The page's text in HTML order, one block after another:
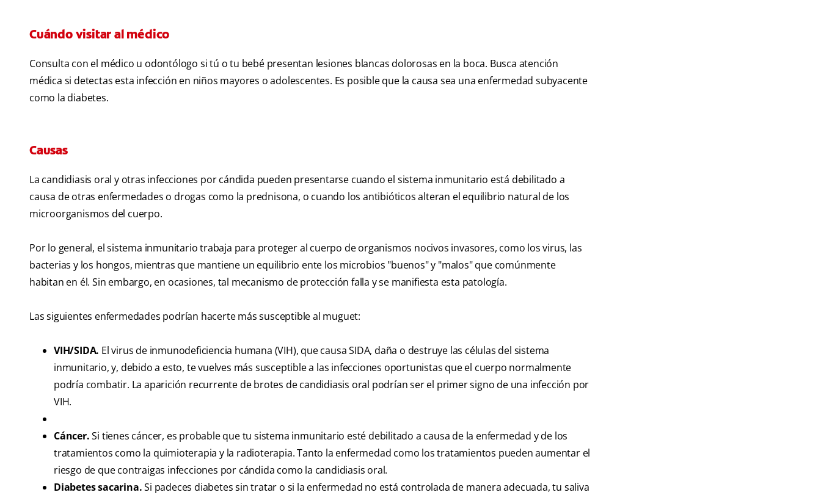
Cuándo visitar al médico
Consulta con el médico u odontólogo si tú o tu bebé presentan lesiones blancas dolorosas en la boca. Busca atención
médica si detectas esta infección en niños mayores o adolescentes. Es posible que la causa sea una enfermedad subyacente
como la diabetes.
Causas
La candidiasis oral y otras infecciones por cándida pueden presentarse cuando el sistema inmunitario está debilitado a
causa de otras enfermedades o drogas como la prednisona, o cuando los antibióticos alteran el equilibrio natural de los
microorganismos del cuerpo.
Por lo general, el sistema inmunitario trabaja para proteger al cuerpo de organismos nocivos invasores, como los virus, las
bacterias y los hongos, mientras que mantiene un equilibrio ente los microbios "buenos" y "malos" que comúnmente
habitan en él. Sin embargo, en ocasiones, tal mecanismo de protección falla y se manifiesta esta patología.
Las siguientes enfermedades podrían hacerte más susceptible al muguet:
VIH/SIDA. El virus de inmunodeficiencia humana (VIH), que causa SIDA, daña o destruye las células del sistema
inmunitario, y, debido a esto, te vuelves más susceptible a las infecciones oportunistas que el cuerpo normalmente
podría combatir. La aparición recurrente de brotes de candidiasis oral podrían ser el primer signo de una infección por
VIH.
Cáncer.Si tienes cáncer, es probable que tu sistema inmunitario esté debilitado a causa de la enfermedad y de los
tratamientos como la quimioterapia y la radioterapia. Tanto la enfermedad como los tratamientos pueden aumentar el
riesgo de que contraigas infecciones por cándida como la candidiasis oral.
Diabetes sacarina.Si padeces diabetes sin tratar o si la enfermedad no está controlada de manera adecuada, tu saliva